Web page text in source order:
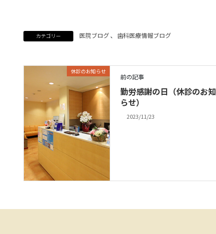
カテゴリー 医院ブログ、 歯科医療情報ブログ
休診のお知らせ
前の記事
勤労感謝の日（休診のお知
らせ）
2023/11/23